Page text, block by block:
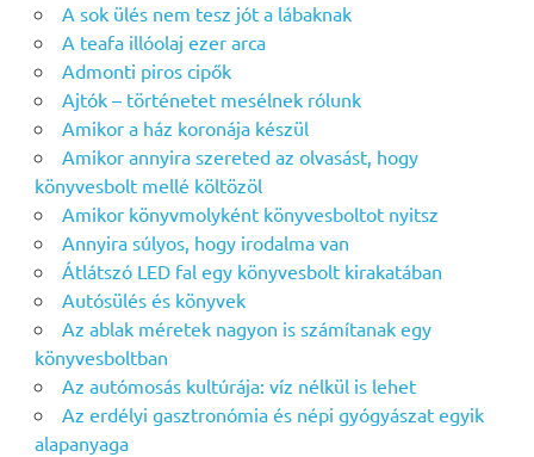
A sok ülés nem tesz jót a lábaknak
A teafa illóolaj ezer arca
Admonti piros cipők
Ajtók – történetet mesélnek rólunk
Amikor a ház koronája készül
Amikor annyira szereted az olvasást, hogy
könyvesbolt mellé költözöl
Amikor könyvmolyként könyvesboltot nyitsz
Annyira súlyos, hogy irodalma van
Átlátszó LED fal egy könyvesbolt kirakatában
Autósülés és könyvek
Az ablak méretek nagyon is számítanak egy
könyvesboltban
Az autómosás kultúrája: víz nélkül is lehet
Az erdélyi gasztronómia és népi gyógyászat egyik
alapanyaga